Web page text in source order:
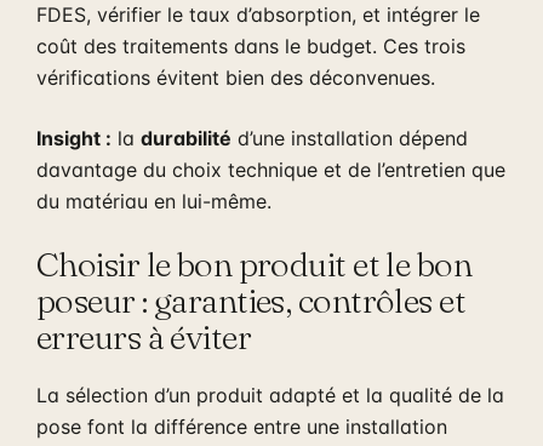
FDES, vérifier le taux d’absorption, et intégrer le
coût des traitements dans le budget. Ces trois
vérifications évitent bien des déconvenues.
Insight : la durabilité d’une installation dépend
davantage du choix technique et de l’entretien que
du matériau en lui-même.
Choisir le bon produit et le bon
poseur : garanties, contrôles et
erreurs à éviter
La sélection d’un produit adapté et la qualité de la
pose font la différence entre une installation